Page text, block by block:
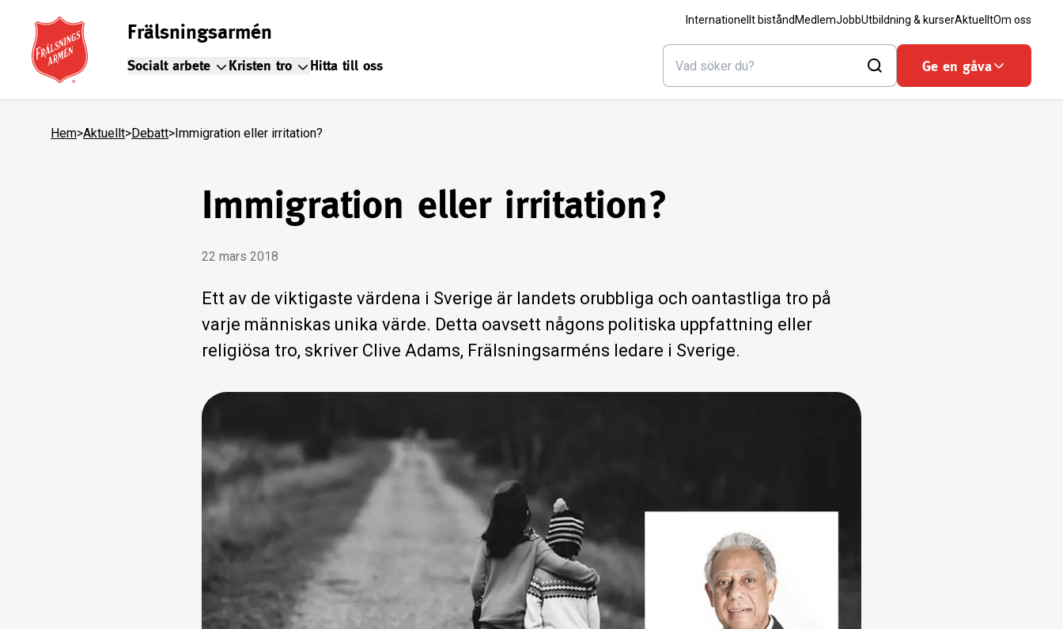
Frälsningsarmén Internationellt bistånd MedlemJobbUtbildning & kurserAktuelltOm oss
Socialt arbete Kristen tro Hitta till oss Ge en gåva
Hem>Aktuellt>Debatt>Immigration eller irritation?
Immigration eller irritation?
22 mars 2018
Ett av de viktigaste värdena i Sverige är landets orubbliga och oantastliga tro på
varje människas unika värde. Detta oavsett någons politiska uppfattning eller
religiösa tro, skriver Clive Adams, Frälsningsarméns ledare i Sverige.